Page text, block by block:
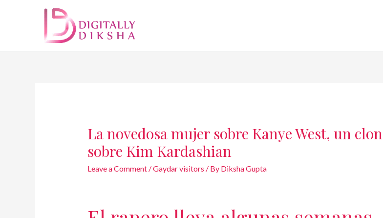
La novedosa mujer sobre Kanye West, un clon
sobre Kim Kardashian
Leave a Comment /Gaydar visitors / By Diksha Gupta